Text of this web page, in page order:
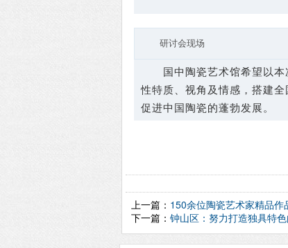
研讨会现场
国中陶瓷艺术馆希望以本
性特质、视角及情感，搭建
促进中国陶瓷的蓬勃发展。
上一篇： 150余位陶瓷艺术家精品
下一篇： 钟山区：努力打造独具特